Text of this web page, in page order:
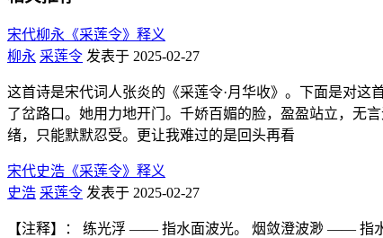
宋代柳永《采莲令》释义
柳永 采莲令 发表于 2025-02-27
这首诗是宋代词人张炎的《采莲令·月华收》。下面是对
了岔路口。她用力地开门。千娇百媚的脸，盈盈站立，无
绪，只能默默忍受。更让我难过的是回头再看
宋代史浩《采莲令》释义
史浩 采莲令 发表于 2025-02-27
【注释】： 练光浮 —— 指水面波光。 烟敛澄波渺 —— 指